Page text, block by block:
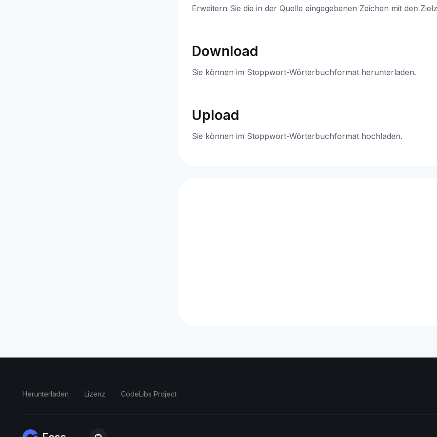
Erweitern Sie die in der Quelle eingegebenen Zeichen mit den
Download
Sie können im Stoppwort-Wörterbuchformat herunterladen.
Upload
Sie können im Stoppwort-Wörterbuchformat hochladen.
Herunterladen Lizenz CodeLibs Project